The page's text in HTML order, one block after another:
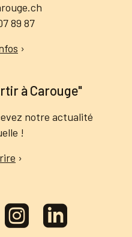
89 87
›
à Carouge"
notre actualité
!
›